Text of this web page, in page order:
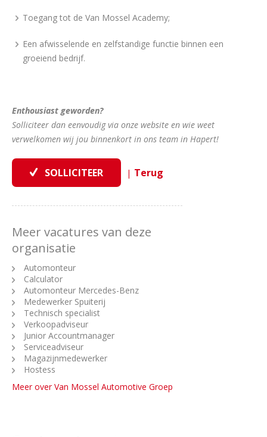
Toegang tot de Van Mossel Academy;
Een afwisselende en zelfstandige functie binnen een
groeiend bedrijf.
Enthousiast geworden?
Solliciteer dan eenvoudig via onze website en wie weet
verwelkomen wij jou binnenkort in ons team in Hapert!
|
Meer vacatures van deze
organisatie
Automonteur
Calculator
Automonteur Mercedes-Benz
Medewerker Spuiterij
Technisch specialist
Verkoopadviseur
Junior Accountmanager
Serviceadviseur
Magazijnmedewerker
Hostess
Meer over Van Mossel Automotive Groep